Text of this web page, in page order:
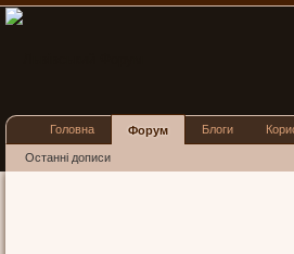
Головна Форум
Останні дописи
Блоги